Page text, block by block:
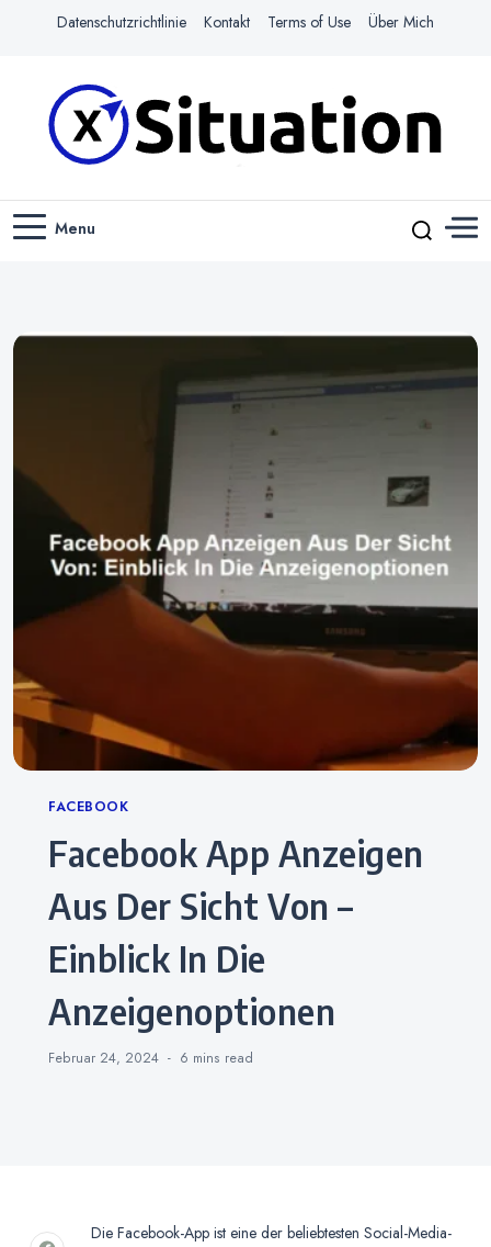
Datenschutzrichtlinie Kontakt Terms of Use Über Mich
X-SITUATION
Menu
Categories
FACEBOOK
Facebook App Anzeigen
Aus Der Sicht Von –
Einblick In Die
Anzeigenoptionen
Februar 24, 2024 6 mins read
Die Facebook-App ist eine der beliebtesten Social-Media-